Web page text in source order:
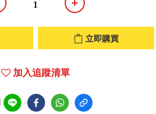
立即購買
加入追蹤清單